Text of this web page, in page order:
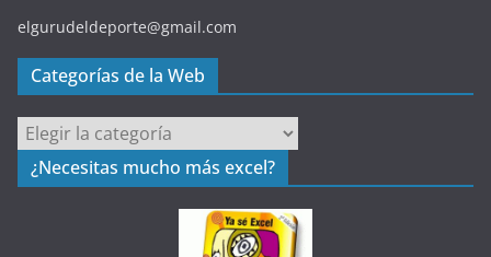
elgurudeldeporte@gmail.com
Categorías de la Web
a
t
¿Necesitas mucho más excel?